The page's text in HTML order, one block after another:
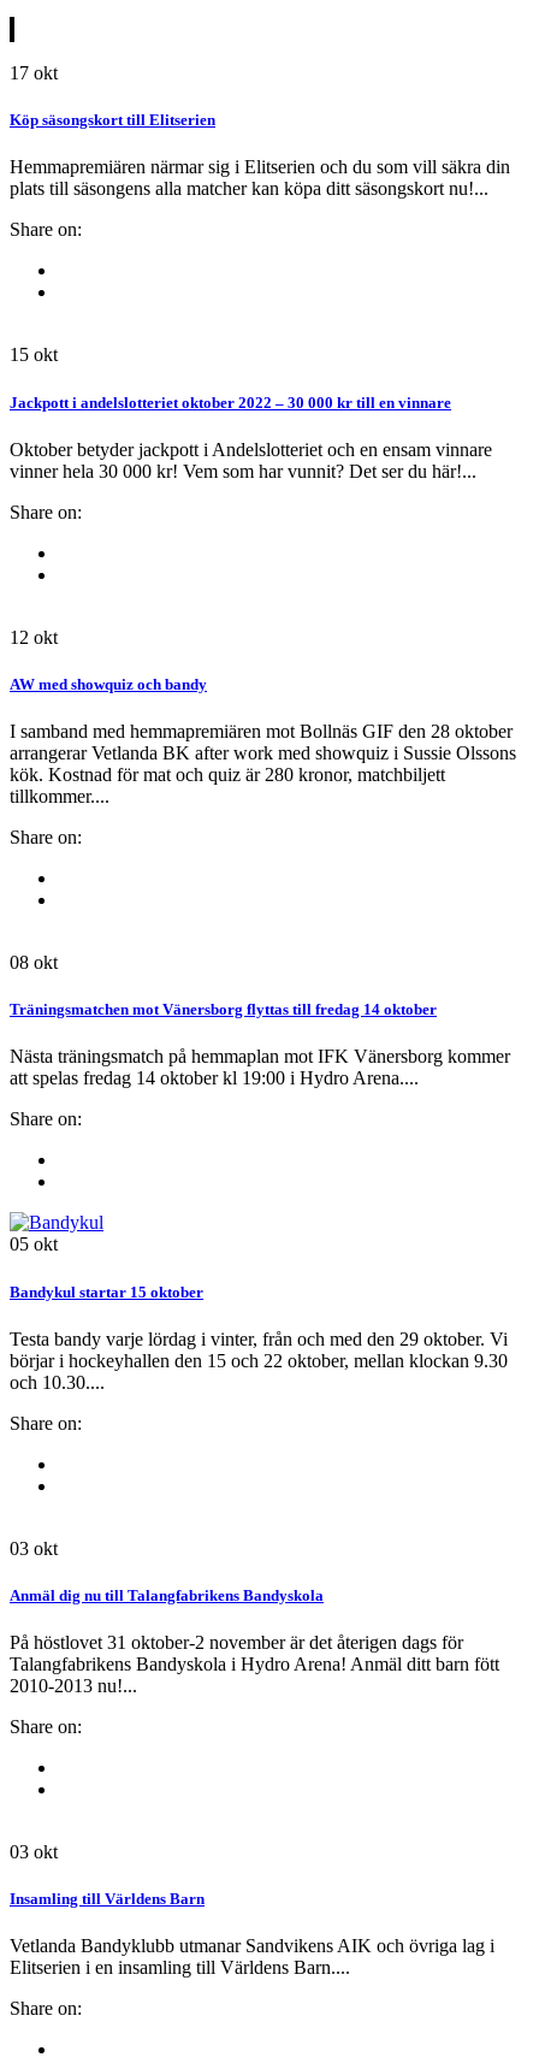
17 okt
Köp säsongskort till Elitserien
Hemmapremiären närmar sig i Elitserien och du som vill säkra din
plats till säsongens alla matcher kan köpa ditt säsongskort nu!...
Share on:
15 okt
Jackpott i andelslotteriet oktober 2022 – 30 000 kr till en vinnare
Oktober betyder jackpott i Andelslotteriet och en ensam vinnare
vinner hela 30 000 kr! Vem som har vunnit? Det ser du här!...
Share on:
12 okt
AW med showquiz och bandy
I samband med hemmapremiären mot Bollnäs GIF den 28 oktober
arrangerar Vetlanda BK after work med showquiz i Sussie Olssons
kök. Kostnad för mat och quiz är 280 kronor, matchbiljett
tillkommer....
Share on:
08 okt
Träningsmatchen mot Vänersborg flyttas till fredag 14 oktober
Nästa träningsmatch på hemmaplan mot IFK Vänersborg kommer
att spelas fredag 14 oktober kl 19:00 i Hydro Arena....
Share on:
05 okt
Bandykul startar 15 oktober
Testa bandy varje lördag i vinter, från och med den 29 oktober. Vi
börjar i hockeyhallen den 15 och 22 oktober, mellan klockan 9.30
och 10.30....
Share on:
03 okt
Anmäl dig nu till Talangfabrikens Bandyskola
På höstlovet 31 oktober-2 november är det återigen dags för
Talangfabrikens Bandyskola i Hydro Arena! Anmäl ditt barn fött
2010-2013 nu!...
Share on:
03 okt
Insamling till Världens Barn
Vetlanda Bandyklubb utmanar Sandvikens AIK och övriga lag i
Elitserien i en insamling till Världens Barn....
Share on: